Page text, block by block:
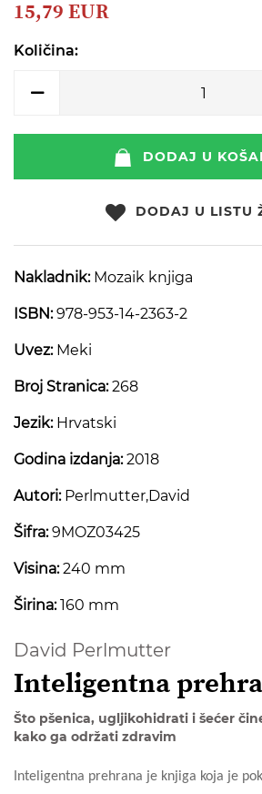
of
images
15,79 EUR
Količina:
DODAJ U
DODAJ U LISTU
Nakladnik: Mozaik knjiga
ISBN:978-953-14-2363-2
Uvez:Meki
Broj Stranica:268
Jezik:Hrvatski
Godina izdanja:2018
Autori:Perlmutter,David
Šifra:9MOZ03425
Visina:240 mm
Širina:160 mm
David Perlmutter
Inteligentna
Što pšenica, ugljikohidrati i šećer
kako ga održati zdravim
Inteligentna prehrana je knjiga koja je